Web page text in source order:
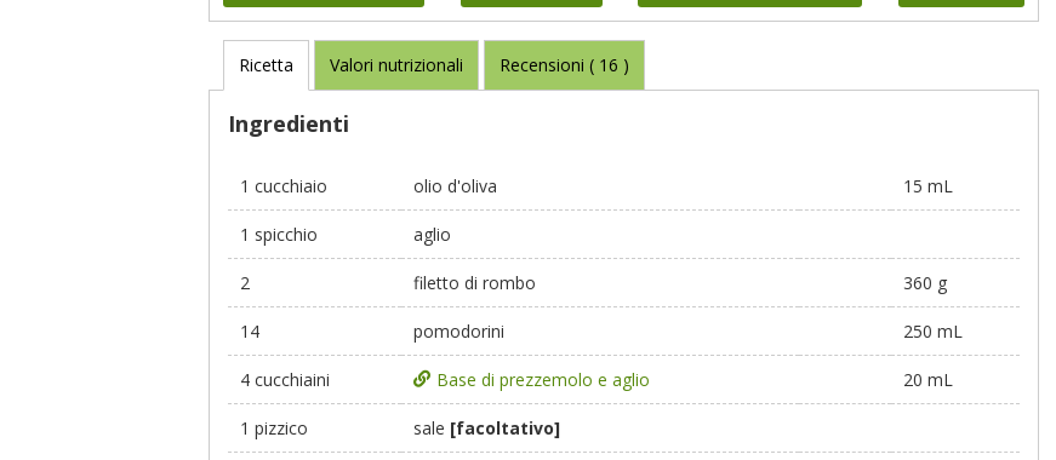
Ricetta Valori nutrizionali Recensioni ( 16 )
Ingredienti
1 cucchiaio olio d'oliva 15 mL
1 spicchio aglio
2 filetto di rombo 360 g
14 pomodorini 250 mL
4 cucchiaini Base di prezzemolo e aglio 20 mL
1 pizzico sale [facoltativo]